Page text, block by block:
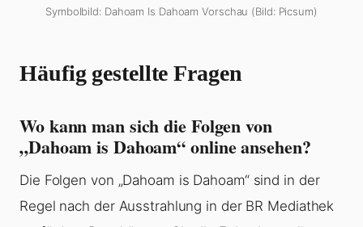
Symbolbild: Dahoam Is Dahoam Vorschau (Bild: Picsum)
Häufig gestellte Fragen
Wo kann man sich die Folgen von
„Dahoam is Dahoam“ online ansehen?
Die Folgen von „Dahoam is Dahoam“ sind in der
Regel nach der Ausstrahlung in der BR Mediathek